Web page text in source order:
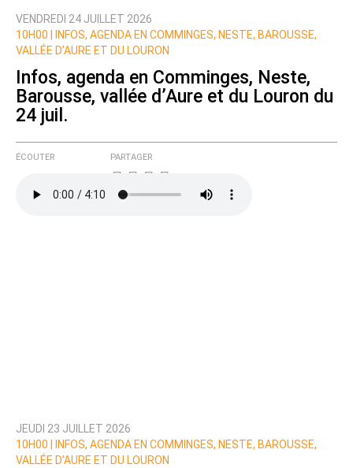
Nom
Courriel (non publié)
Ajoutez votre commentaire ici
Prévenez-moi de tous les nouveaux commentaires
de cette discussion par email
VENDREDI 24 JUILLET 2026
10H00 |
INFOS, AGENDA EN COMMINGES, NESTE, BAROUSSE,
VALLÉE D’AURE ET DU LOURON
Infos, agenda en Comminges, Neste,
Barousse, vallée d’Aure et du Louron du
24 juil.
ÉCOUTER PARTAGER
JEUDI 23 JUILLET 2026
10H00 |
INFOS, AGENDA EN COMMINGES, NESTE, BAROUSSE,
VALLÉE D’AURE ET DU LOURON